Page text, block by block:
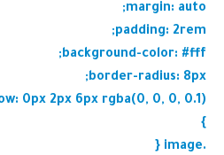
margin: auto;
padding: 2rem;
background-color: #fff;
border-radius: 8px;
0px 2px 6px rgba(0, 0, 0, 0.1);
}
.image {